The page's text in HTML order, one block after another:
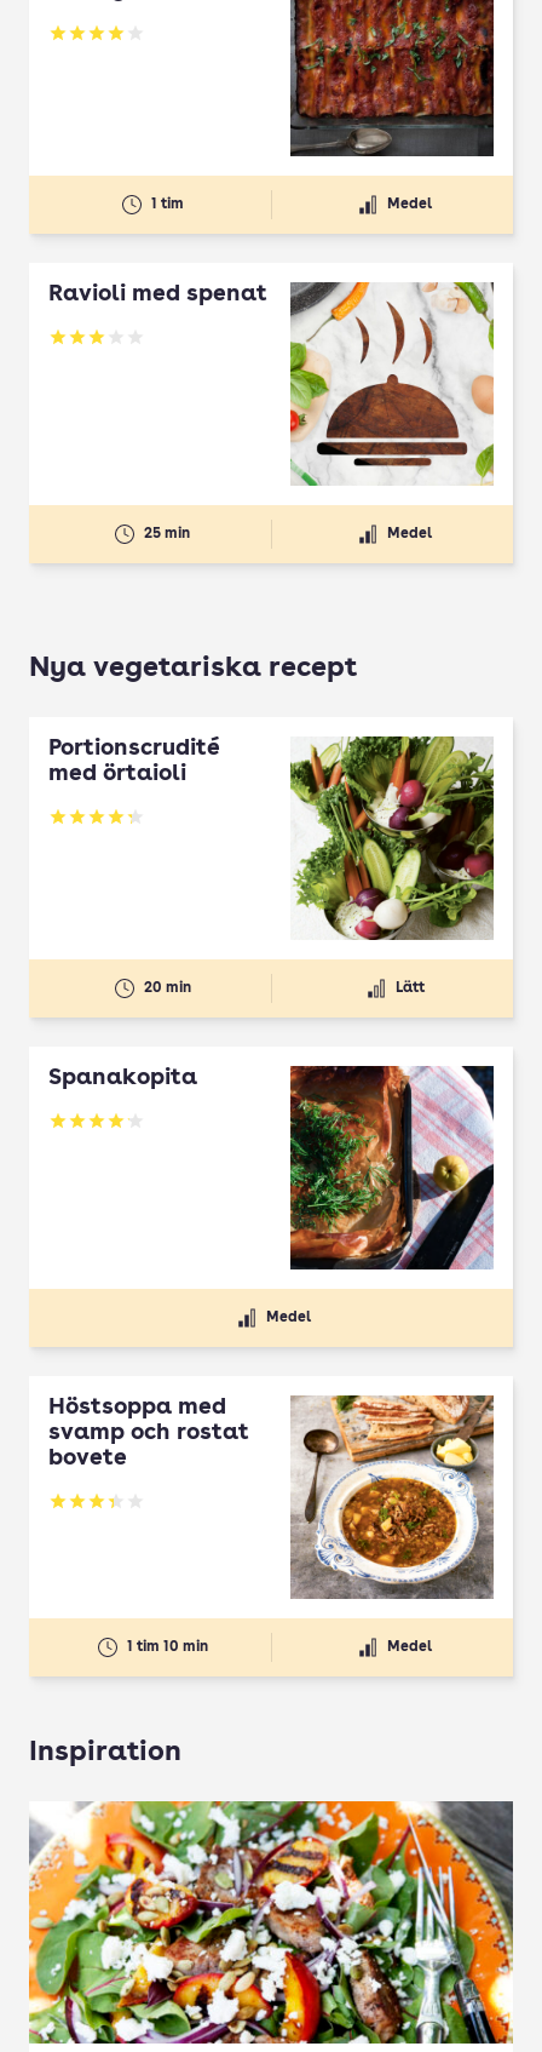
Betyg: 4 av 5
1 tim Medel
Ravioli med spenat
Betyg: 3 av 5
25 min Medel
Nya vegetariska recept
Portionscrudité
med örtaioli
Betyg: 4.27 av 5
20 min Lätt
Spanakopita
Betyg: 4.1 av 5
Medel
Höstsoppa med
svamp och rostat
bovete
Betyg: 3.33 av 5
1 tim 10 min Medel
Inspiration